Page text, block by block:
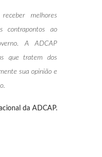
melhores
contrapontos ao
A ADCAP
que tratem dos
sua opinião e
da ADCAP.